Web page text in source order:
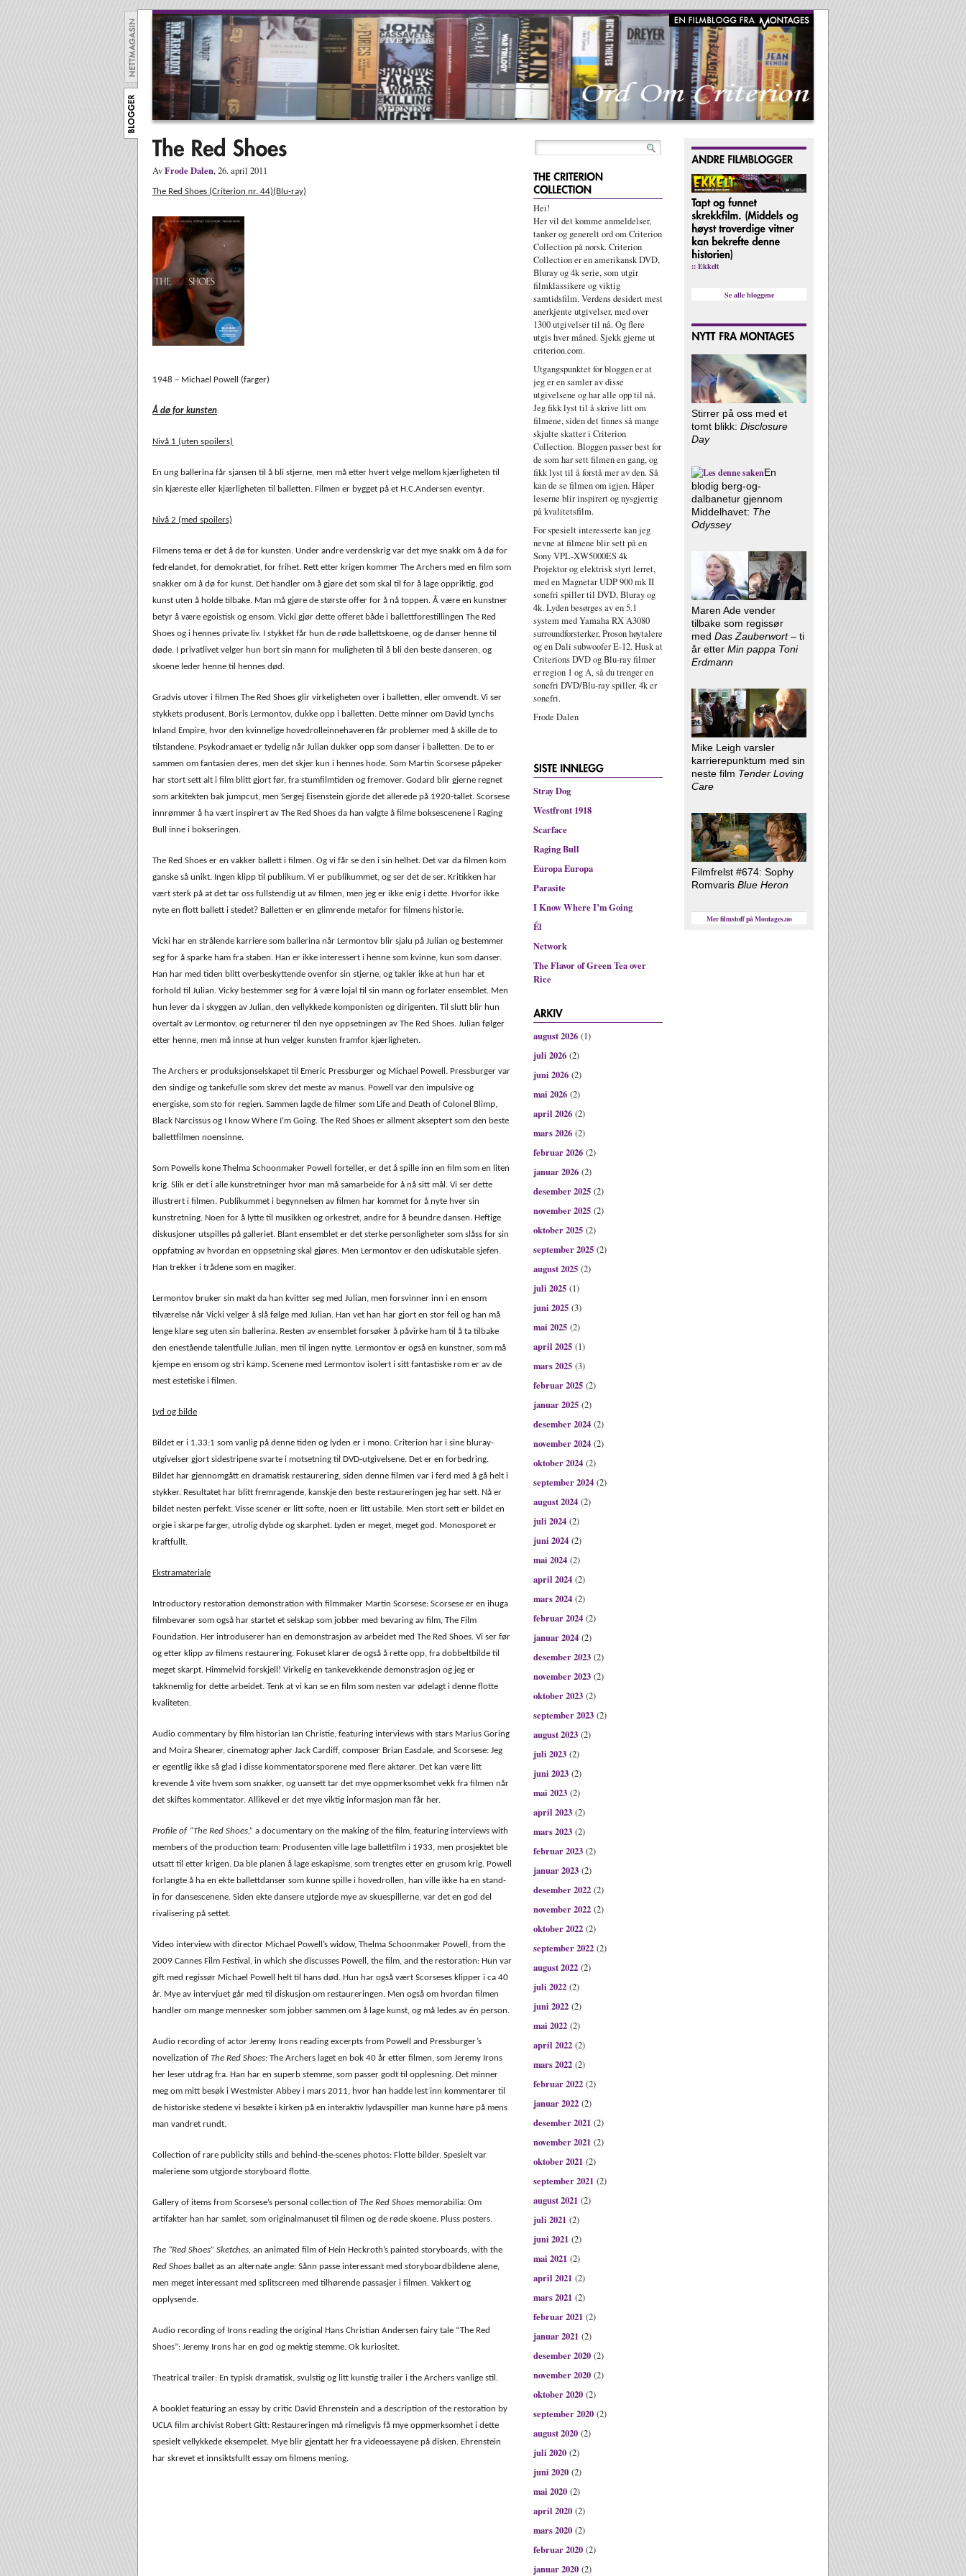
AvFrode Dalen, 26. april 2011
The Red Shoes (Criterion nr. 44)(Blu-ray)
1948 – Michael Powell (farger)
Å dø for kunsten
Nivå 1 (uten spoilers)
En ung ballerina får sjansen til å bli stjerne, men må etter hvert velge mellom kjærligheten til
sin kjæreste eller kjærligheten til balletten. Filmen er bygget på et H.C.Andersen eventyr.
Nivå 2 (med spoilers)
Filmens tema er det å dø for kunsten. Under andre verdenskrig var det mye snakk om å dø for
fedrelandet, for demokratiet, for frihet. Rett etter krigen kommer The Archers med en film som
snakker om å dø for kunst. Det handler om å gjøre det som skal til for å lage oppriktig, god
kunst uten å holde tilbake. Man må gjøre de største offer for å nå toppen. Å være en kunstner
betyr å være egoistisk og ensom. Vicki gjør dette offeret både i ballettforestillingen The Red
Shoes og i hennes private liv. I stykket får hun de røde ballettskoene, og de danser henne til
døde. I privatlivet velger hun bort sin mann for muligheten til å bli den beste danseren, og
skoene leder henne til hennes død.
Gradvis utover i filmen The Red Shoes glir virkeligheten over i balletten, eller omvendt. Vi ser
stykkets produsent, Boris Lermontov, dukke opp i balletten. Dette minner om David Lynchs
Inland Empire, hvor den kvinnelige hovedrolleinnehaveren får problemer med å skille de to
tilstandene. Psykodramaet er tydelig når Julian dukker opp som danser i balletten. De to er
sammen om fantasien deres, men det skjer kun i hennes hode. Som Martin Scorsese påpeker
har stort sett alt i film blitt gjort før, fra stumfilmtiden og fremover. Godard blir gjerne regnet
som arkitekten bak jumpcut, men Sergej Eisenstein gjorde det allerede på 1920-tallet. Scorsese
innrømmer å ha vært inspirert av The Red Shoes da han valgte å filme boksescenene i Raging
Bull inne i bokseringen.
The Red Shoes er en vakker ballett i filmen. Og vi får se den i sin helhet. Det var da filmen kom
ganske så unikt. Ingen klipp til publikum. Vi er publikummet, og ser det de ser. Kritikken har
vært sterk på at det tar oss fullstendig ut av filmen, men jeg er ikke enig i dette. Hvorfor ikke
nyte en flott ballett i stedet? Balletten er en glimrende metafor for filmens historie.
Vicki har en strålende karriere som ballerina når Lermontov blir sjalu på Julian og bestemmer
seg for å sparke ham fra staben. Han er ikke interessert i henne som kvinne, kun som danser.
Han har med tiden blitt overbeskyttende ovenfor sin stjerne, og takler ikke at hun har et
forhold til Julian. Vicky bestemmer seg for å være lojal til sin mann og forlater ensemblet. Men
hun lever da i skyggen av Julian, den vellykkede komponisten og dirigenten. Til slutt blir hun
overtalt av Lermontov, og returnerer til den nye oppsetningen av The Red Shoes. Julian følger
etter henne, men må innse at hun velger kunsten framfor kjærligheten.
The Archers er produksjonselskapet til Emeric Pressburger og Michael Powell. Pressburger var
den sindige og tankefulle som skrev det meste av manus. Powell var den impulsive og
energiske, som sto for regien. Sammen lagde de filmer som Life and Death of Colonel Blimp,
Black Narcissus og I know Where I’m Going. The Red Shoes er allment akseptert som den beste
ballettfilmen noensinne.
Som Powells kone Thelma Schoonmaker Powell forteller, er det å spille inn en film som en liten
krig. Slik er det i alle kunstretninger hvor man må samarbeide for å nå sitt mål. Vi ser dette
illustrert i filmen. Publikummet i begynnelsen av filmen har kommet for å nyte hver sin
kunstretning. Noen for å lytte til musikken og orkestret, andre for å beundre dansen. Heftige
diskusjoner utspilles på galleriet. Blant ensemblet er det sterke personligheter som slåss for sin
oppfatning av hvordan en oppsetning skal gjøres. Men Lermontov er den udiskutable sjefen.
Han trekker i trådene som en magiker.
Lermontov bruker sin makt da han kvitter seg med Julian, men forsvinner inn i en ensom
tilværelse når Vicki velger å slå følge med Julian. Han vet han har gjort en stor feil og han må
lenge klare seg uten sin ballerina. Resten av ensemblet forsøker å påvirke ham til å ta tilbake
den enestående talentfulle Julian, men til ingen nytte. Lermontov er også en kunstner, som må
kjempe en ensom og stri kamp. Scenene med Lermontov isolert i sitt fantastiske rom er av de
mest estetiske i filmen.
Lyd og bilde
Bildet er i 1.33:1 som vanlig på denne tiden og lyden er i mono. Criterion har i sine bluray-
utgivelser gjort sidestripene svarte i motsetning til DVD-utgivelsene. Det er en forbedring.
Bildet har gjennomgått en dramatisk restaurering, siden denne filmen var i ferd med å gå helt i
stykker. Resultatet har blitt fremragende, kanskje den beste restaureringen jeg har sett. Nå er
bildet nesten perfekt. Visse scener er litt softe, noen er litt ustabile. Men stort sett er bildet en
orgie i skarpe farger, utrolig dybde og skarphet. Lyden er meget, meget god. Monosporet er
kraftfullt.
Ekstramateriale
Introductory restoration demonstration with filmmaker Martin Scorsese: Scorsese er en ihuga
filmbevarer som også har startet et selskap som jobber med bevaring av film, The Film
Foundation. Her introduserer han en demonstrasjon av arbeidet med The Red Shoes. Vi ser før
og etter klipp av filmens restaurering. Fokuset klarer de også å rette opp, fra dobbeltbilde til
meget skarpt. Himmelvid forskjell! Virkelig en tankevekkende demonstrasjon og jeg er
takknemlig for dette arbeidet. Tenk at vi kan se en film som nesten var ødelagt i denne flotte
kvaliteten.
Audio commentary by film historian Ian Christie, featuring interviews with stars Marius Goring
and Moira Shearer, cinematographer Jack Cardiff, composer Brian Easdale, and Scorsese: Jeg
er egentlig ikke så glad i disse kommentatorsporene med flere aktører. Det kan være litt
krevende å vite hvem som snakker, og uansett tar det mye oppmerksomhet vekk fra filmen når
det skiftes kommentator. Allikevel er det mye viktig informasjon man får her.
Profile of “The Red Shoes,” a documentary on the making of the film, featuring interviews with
members of the production team: Produsenten ville lage ballettfilm i 1933, men prosjektet ble
utsatt til etter krigen. Da ble planen å lage eskapisme, som trengtes etter en grusom krig. Powell
forlangte å ha en ekte ballettdanser som kunne spille i hovedrollen, han ville ikke ha en stand-
in for dansescenene. Siden ekte dansere utgjorde mye av skuespillerne, var det en god del
rivalisering på settet.
Video interview with director Michael Powell’s widow, Thelma Schoonmaker Powell, from the
2009 Cannes Film Festival, in which she discusses Powell, the film, and the restoration: Hun var
gift med regissør Michael Powell helt til hans død. Hun har også vært Scorseses klipper i ca 40
år. Mye av intervjuet går med til diskusjon om restaureringen. Men også om hvordan filmen
handler om mange mennesker som jobber sammen om å lage kunst, og må ledes av én person.
Audio recording of actor Jeremy Irons reading excerpts from Powell and Pressburger’s
novelization of The Red Shoes: The Archers laget en bok 40 år etter filmen, som Jeremy Irons
her leser utdrag fra. Han har en superb stemme, som passer godt til opplesning. Det minner
meg om mitt besøk i Westmister Abbey i mars 2011, hvor han hadde lest inn kommentarer til
de historiske stedene vi besøkte i kirken på en interaktiv lydavspiller man kunne høre på mens
man vandret rundt.
Collection of rare publicity stills and behind-the-scenes photos: Flotte bilder. Spesielt var
maleriene som utgjorde storyboard flotte.
Gallery of items from Scorsese’s personal collection of The Red Shoes memorabilia: Om
artifakter han har samlet, som originalmanuset til filmen og de røde skoene. Pluss posters.
The “Red Shoes” Sketches, an animated film of Hein Heckroth’s painted storyboards, with the
Red Shoes ballet as an alternate angle: Sånn passe interessant med storyboardbildene alene,
men meget interessant med splitscreen med tilhørende passasjer i filmen. Vakkert og
opplysende.
Audio recording of Irons reading the original Hans Christian Andersen fairy tale “The Red
Shoes”: Jeremy Irons har en god og mektig stemme. Ok kuriositet.
Theatrical trailer: En typisk dramatisk, svulstig og litt kunstig trailer i the Archers vanlige stil.
A booklet featuring an essay by critic David Ehrenstein and a description of the restoration by
UCLA film archivist Robert Gitt: Restaureringen må rimeligvis få mye oppmerksomhet i dette
spesielt vellykkede eksempelet. Mye blir gjentatt her fra videoessayene på disken. Ehrenstein
har skrevet et innsiktsfullt essay om filmens mening.
Hei!
Her vil det komme anmeldelser,
tanker og generelt ord om Criterion
Collection på norsk. Criterion
Collection er en amerikansk DVD,
Bluray og 4k serie, som utgir
filmklassikere og viktig
samtidsfilm. Verdens desidert mest
anerkjente utgivelser, med over
1300 utgivelser til nå. Og flere
utgis hver måned. Sjekk gjerne ut
criterion.com.
Utgangspunktet for bloggen er at
jeg er en samler av disse
utgivelsene og har alle opp til nå.
Jeg fikk lyst til å skrive litt om
filmene, siden det finnes så mange
skjulte skatter i Criterion
Collection. Bloggen passer best for
de som har sett filmen en gang, og
fikk lyst til å forstå mer av den. Så
kan de se filmen om igjen. Håper
leserne blir inspirert og nysgjerrig
på kvalitetsfilm.
For spesielt interesserte kan jeg
nevne at filmene blir sett på en
Sony VPL-XW5000ES 4k
Projektor og elektrisk styrt lerret,
med en Magnetar UDP 900 mk II
sonefri spiller til DVD, Bluray og
4k. Lyden besørges av en 5.1
system med Yamaha RX A3080
surroundforsterker, Proson høytalere
og en Dali subwoofer E-12. Husk at
Criterions DVD og Blu-ray filmer
er region 1 og A, så du trenger en
sonefri DVD/Blu-ray spiller. 4k er
sonefri.
Frode Dalen
Stray Dog
Westfront 1918
Scarface
Raging Bull
Europa Europa
Parasite
I Know Where I’m Going
Él
Network
The Flavor of Green Tea over
Rice
august 2026 (1)
juli 2026 (2)
juni 2026 (2)
mai 2026 (2)
april 2026 (2)
mars 2026 (2)
februar 2026 (2)
januar 2026 (2)
desember 2025 (2)
november 2025 (2)
oktober 2025 (2)
september 2025 (2)
august 2025 (2)
juli 2025 (1)
juni 2025 (3)
mai 2025 (2)
april 2025 (1)
mars 2025 (3)
februar 2025 (2)
januar 2025 (2)
desember 2024 (2)
november 2024 (2)
oktober 2024 (2)
september 2024 (2)
august 2024 (2)
juli 2024 (2)
juni 2024 (2)
mai 2024 (2)
april 2024 (2)
mars 2024 (2)
februar 2024 (2)
januar 2024 (2)
desember 2023 (2)
november 2023 (2)
oktober 2023 (2)
september 2023 (2)
august 2023 (2)
juli 2023 (2)
juni 2023 (2)
mai 2023 (2)
april 2023 (2)
mars 2023 (2)
februar 2023 (2)
januar 2023 (2)
desember 2022 (2)
november 2022 (2)
oktober 2022 (2)
september 2022 (2)
august 2022 (2)
juli 2022 (2)
juni 2022 (2)
mai 2022 (2)
april 2022 (2)
mars 2022 (2)
februar 2022 (2)
januar 2022 (2)
desember 2021 (2)
november 2021 (2)
oktober 2021 (2)
september 2021 (2)
august 2021 (2)
juli 2021 (2)
juni 2021 (2)
mai 2021 (2)
april 2021 (2)
mars 2021 (2)
februar 2021 (2)
januar 2021 (2)
desember 2020 (2)
november 2020 (2)
oktober 2020 (2)
september 2020 (2)
august 2020 (2)
juli 2020 (2)
juni 2020 (2)
mai 2020 (2)
april 2020 (2)
mars 2020 (2)
februar 2020 (2)
januar 2020 (2)
:: Ekkelt
Se alle bloggene
Stirrer på oss med et
tomt blikk: Disclosure
Day
En
blodig berg-og-
dalbanetur gjennom
Middelhavet: The
Odyssey
Maren Ade vender
tilbake som regissør
med Das Zauberwort– ti
år etter Min pappa Toni
Erdmann
Mike Leigh varsler
karrierepunktum med sin
neste film Tender Loving
Care
Filmfrelst #674: Sophy
Romvaris Blue Heron
Mer filmstoff på Montages.no